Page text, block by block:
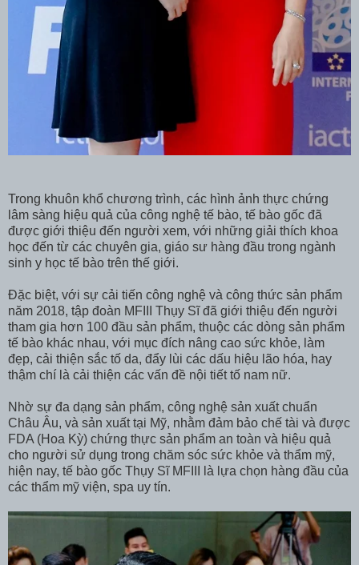
Trong khuôn khổ chương trình, các hình ảnh thực chứng
lâm sàng hiệu quả của công nghệ tế bào, tế bào gốc đã
được giới thiệu đến người xem, với những giải thích khoa
học đến từ các chuyên gia, giáo sư hàng đầu trong ngành
sinh y học tế bào trên thế giới.
Đặc biệt, với sự cải tiến công nghệ và công thức sản phẩm
năm 2018, tập đoàn MFIII Thụy Sĩ đã giới thiệu đến người
tham gia hơn 100 đầu sản phẩm, thuộc các dòng sản phẩm
tế bào khác nhau, với mục đích nâng cao sức khỏe, làm
đẹp, cải thiện sắc tố da, đẩy lùi các dấu hiệu lão hóa, hay
thậm chí là cải thiện các vấn đề nội tiết tố nam nữ.
Nhờ sự đa dạng sản phẩm, công nghệ sản xuất chuẩn
Châu Âu, và sản xuất tại Mỹ, nhằm đảm bảo chế tài và được
FDA (Hoa Kỳ) chứng thực sản phẩm an toàn và hiệu quả
cho người sử dụng trong chăm sóc sức khỏe và thẩm mỹ,
hiện nay, tế bào gốc Thụy Sĩ MFIII là lựa chọn hàng đầu của
các thẩm mỹ viện, spa uy tín.